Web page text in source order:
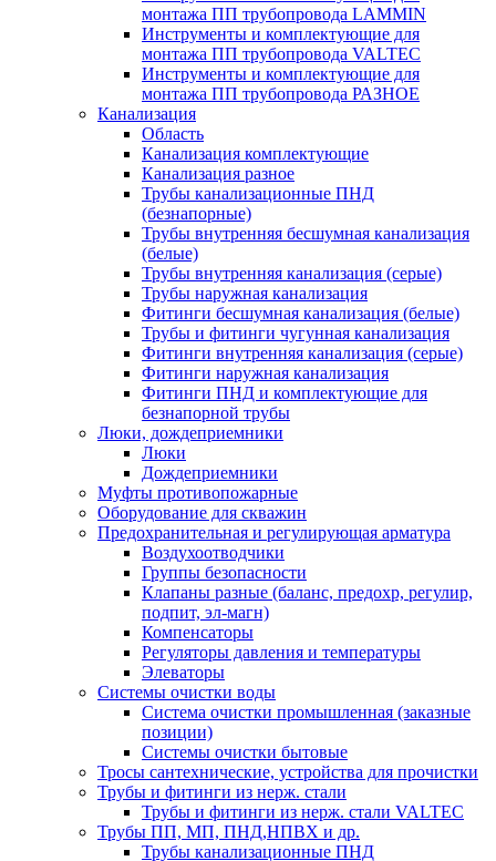
монтажа ПП трубопровода LAMMIN
Инструменты и комплектующие для
монтажа ПП трубопровода VALTEC
Инструменты и комплектующие для
монтажа ПП трубопровода РАЗНОЕ
Канализация
Область
Канализация комплектующие
Канализация разное
Трубы канализационные ПНД
(безнапорные)
Трубы внутренняя бесшумная канализация
(белые)
Трубы внутренняя канализация (серые)
Трубы наружная канализация
Фитинги бесшумная канализация (белые)
Трубы и фитинги чугунная канализация
Фитинги внутренняя канализация (серые)
Фитинги наружная канализация
Фитинги ПНД и комплектующие для
безнапорной трубы
Люки, дождеприемники
Люки
Дождеприемники
Муфты противопожарные
Оборудование для скважин
Предохранительная и регулирующая арматура
Воздухоотводчики
Группы безопасности
Клапаны разные (баланс, предохр, регулир,
подпит, эл-магн)
Компенсаторы
Регуляторы давления и температуры
Элеваторы
Системы очистки воды
Система очистки промышленная (заказные
позиции)
Системы очистки бытовые
Тросы сантехнические, устройства для прочистки
Трубы и фитинги из нерж. стали
Трубы и фитинги из нерж. стали VALTEC
Трубы ПП, МП, ПНД,НПВХ и др.
Трубы канализационные ПНД